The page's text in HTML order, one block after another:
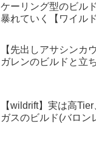
ケーリング型のビル
暴れていく【ワイル
【先出しアサシンカ
ガレンのビルドと立
【wildrift】実は高
ガスのビルド(バロン